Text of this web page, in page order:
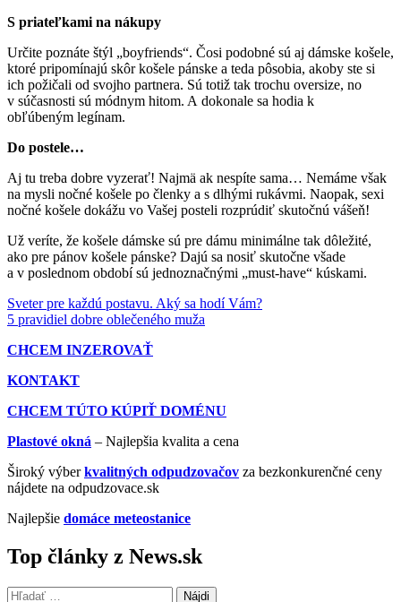
S priateľkami na nákupy
Určite poznáte štýl „boyfriends“. Čosi podobné sú aj dámske košele,
ktoré pripomínajú skôr košele pánske a teda pôsobia, akoby ste si
ich požičali od svojho partnera. Sú totiž tak trochu oversize, no
v súčasnosti sú módnym hitom. A dokonale sa hodia k
obľúbeným legínam.
Do postele…
Aj tu treba dobre vyzerať! Najmä ak nespíte sama… Nemáme však
na mysli nočné košele po členky a s dlhými rukávmi. Naopak, sexi
nočné košele dokážu vo Vašej posteli rozprúdiť skutočnú vášeň!
Už veríte, že košele dámske sú pre dámu minimálne tak dôležité,
ako pre pánov košele pánske? Dajú sa nosiť skutočne všade
a v poslednom období sú jednoznačnými „must-have“ kúskami.
Sveter pre každú postavu. Aký sa hodí Vám?
5 pravidiel dobre oblečeného muža
CHCEM INZEROVAŤ
KONTAKT
CHCEM TÚTO KÚPIŤ DOMÉNU
Plastové okná – Najlepšia kvalita a cena
Široký výberkvalitných odpudzovačov za bezkonkurenčné ceny
nájdete na odpudzovace.sk
Najlepšie domáce meteostanice
Top články z News.sk
Hľadať: